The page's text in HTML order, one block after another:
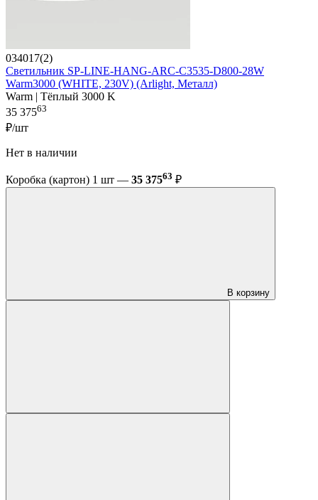
034017(2)
Светильник SP-LINE-HANG-ARC-C3535-D800-28W
Warm3000 (WHITE, 230V) (Arlight, Металл)
Warm | Тёплый 3000 K
35 37563
₽/шт
Нет в наличии
Коробка (картон) 1 шт — 35 37563 ₽
В корзину